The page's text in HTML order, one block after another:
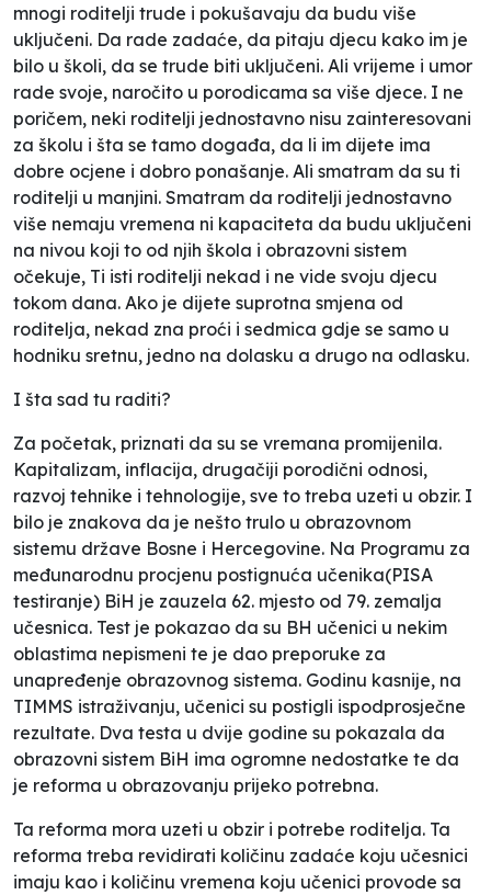
mnogi roditelji trude i pokušavaju da budu više
uključeni. Da rade zadaće, da pitaju djecu kako im je
bilo u školi, da se trude biti uključeni. Ali vrijeme i umor
rade svoje, naročito u porodicama sa više djece. I ne
poričem, neki roditelji jednostavno nisu zainteresovani
za školu i šta se tamo događa, da li im dijete ima
dobre ocjene i dobro ponašanje. Ali smatram da su ti
roditelji u manjini. Smatram da roditelji jednostavno
više nemaju vremena ni kapaciteta da budu uključeni
na nivou koji to od njih škola i obrazovni sistem
očekuje, Ti isti roditelji nekad i ne vide svoju djecu
tokom dana. Ako je dijete suprotna smjena od
roditelja, nekad zna proći i sedmica gdje se samo u
hodniku sretnu, jedno na dolasku a drugo na odlasku.
I šta sad tu raditi?
Za početak, priznati da su se vremana promijenila.
Kapitalizam, inflacija, drugačiji porodični odnosi,
razvoj tehnike i tehnologije, sve to treba uzeti u obzir. I
bilo je znakova da je nešto trulo u obrazovnom
sistemu države Bosne i Hercegovine. Na Programu za
međunarodnu procjenu postignuća učenika(PISA
testiranje) BiH je zauzela 62. mjesto od 79. zemalja
učesnica. Test je pokazao da su BH učenici u nekim
oblastima nepismeni te je dao preporuke za
unapređenje obrazovnog sistema. Godinu kasnije, na
TIMMS istraživanju, učenici su postigli ispodprosječne
rezultate. Dva testa u dvije godine su pokazala da
obrazovni sistem BiH ima ogromne nedostatke te da
je reforma u obrazovanju prijeko potrebna.
Ta reforma mora uzeti u obzir i potrebe roditelja. Ta
reforma treba revidirati količinu zadaće koju učesnici
imaju kao i količinu vremena koju učenici provode sa